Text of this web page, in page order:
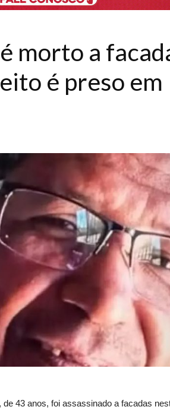
morto a
é preso em
de 43 anos, foi assassinado a facadas